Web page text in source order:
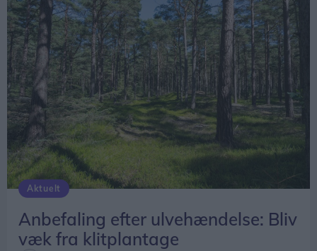
Aktuelt
Anbefaling efter ulvehændelse: Bliv
væk fra klitplantage